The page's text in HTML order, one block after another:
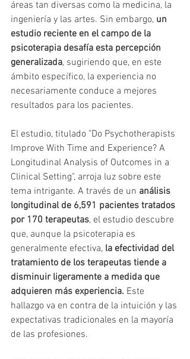
áreas tan diversas como la medicina, la
ingeniería y las artes. Sin embargo, un
estudio reciente en el campo de la
psicoterapia desafía esta percepción
generalizada, sugiriendo que, en este
ámbito específico, la experiencia no
necesariamente conduce a mejores
resultados para los pacientes.
El estudio, titulado "Do Psychotherapists
Improve With Time and Experience? A
Longitudinal Analysis of Outcomes in a
Clinical Setting", arroja luz sobre este
tema intrigante. A través de un análisis
longitudinal de 6,591 pacientes tratados
por 170 terapeutas, el estudio descubre
que, aunque la psicoterapia es
generalmente efectiva, la efectividad del
tratamiento de los terapeutas tiende a
disminuir ligeramente a medida que
adquieren más experiencia. Este
hallazgo va en contra de la intuición y las
expectativas tradicionales en la mayoría
de las profesiones.